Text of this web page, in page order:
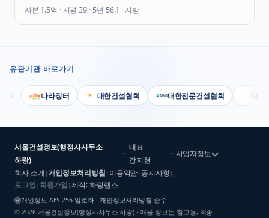
자본 1.5억 · 시평39 · 5년 56.1 · 지방
유관기관 바로가기
나라장터 대한건설협회 대한전문건설협회 대한기
서울건설정보(행정사사무소
하랑)
·
대표
강지현
· 사업자정보
회사 소개 | 개인정보처리방침 | 이용약관| 공지사항|
로그인 회원가입 |제작: 하랑랩스
개인정보 AES-256 암호화 · 개인정보처리방침 준수
© 2026 서울건설정보(행정사사무소 하랑) · 매물 정보는 참고용, 최종